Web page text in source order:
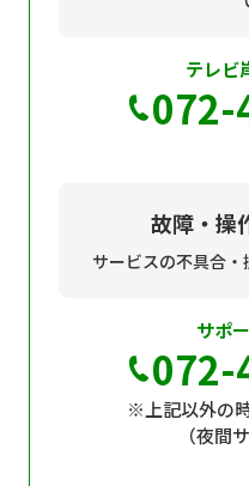
テレビ
072-
故障・操
サービスの不具合
サポ
072-
※上記以外の
（夜間